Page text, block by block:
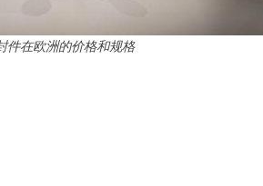
件在欧洲的价格和规格